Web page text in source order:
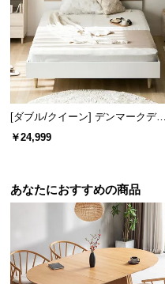
[ダブル/クイーン] デンマークデザ
イン ベッドフレーム 木目調
￥24,999
あなたにおすすめの商品